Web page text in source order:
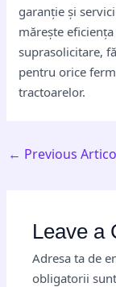
garanție și
mărește
suprasolicitare,
pentru orice
tractoarelor.
← Previous
Leave a
Adresa ta de
obligatorii